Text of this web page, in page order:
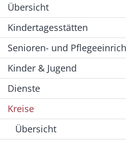
Übersicht
Kindertagesstätten
Senioren- und
Kinder & Jugend
Dienste
Kreise
Übersicht